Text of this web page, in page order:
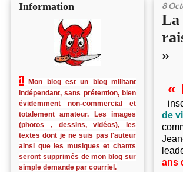
Information
1
Mon blog est un blog militant
indépendant, sans prétention, bien
évidemment non-commercial et
totalement amateur. Les images
(photos , dessins, vidéos), les
textes dont je ne suis pas l'auteur
ainsi que les musiques et chants
seront supprimés de mon blog sur
simple demande par courriel.
8
La
»
«
de
ans